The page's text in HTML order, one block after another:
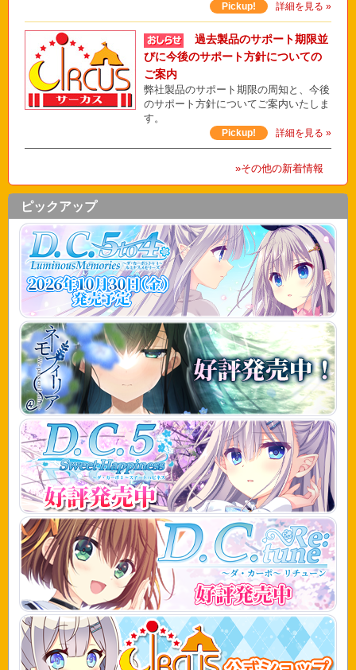
詳細を見る »
Pickup!
過去製品のサポート期限並
びに今後のサポート方針についての
ご案内
弊社製品のサポート期限の周知と、今後
のサポート方針についてご案内いたしま
す。
詳細を見る »
Pickup!
»その他の新着情報
ピックアップ